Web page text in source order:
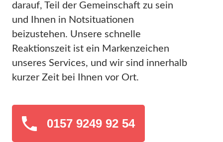
darauf, Teil der Gemeinschaft zu sein
und Ihnen in Notsituationen
beizustehen. Unsere schnelle
Reaktionszeit ist ein Markenzeichen
unseres Services, und wir sind innerhalb
kurzer Zeit bei Ihnen vor Ort.
0157 9249 92 54